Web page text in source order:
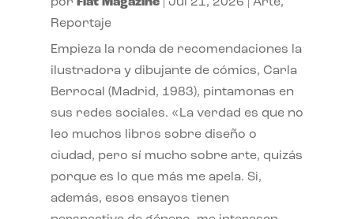
Reportaje
Empieza la ronda de recomendaciones la
ilustradora y dibujante de cómics, Carla
Berrocal (Madrid, 1983), pintamonas en
sus redes sociales. «La verdad es que no
leo muchos libros sobre diseño o
ciudad, pero sí mucho sobre arte, quizás
porque es lo que más me apela. Si,
además, esos ensayos tienen